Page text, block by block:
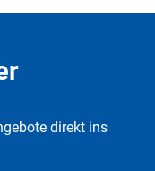
direkt ins